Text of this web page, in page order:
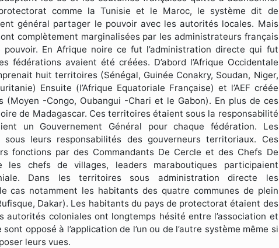
comme la Tunisie et le Maroc, le système dit de
général partager le pouvoir avec les autorités locales. Mais
complètement marginalisées par les administrateurs français
En Afrique noire ce fut l’administration directe qui fut
avaient été créées. D’abord l’Afrique Occidentale
huit territoires (Sénégal, Guinée Conakry, Soudan, Niger,
Ensuite (l’Afrique Equatoriale Française) et l’AEF créée
-Congo, Oubangui -Chari et le Gabon). En plus de ces
de Madagascar. Ces territoires étaient sous la responsabilité
un Gouvernement Général pour chaque fédération. Les
leurs responsabilités des gouverneurs territoriaux. Ces
fonctions par des Commandants De Cercle et des Chefs De
les chefs de villages, leaders maraboutiques participaient
Dans les territoires sous administration directe les
cas notamment les habitants des quatre communes de plein
Dakar). Les habitants du pays de protectorat étaient des
autorités coloniales ont longtemps hésité entre l’association et
opposé à l’application de l’un ou de l’autre système même si
leurs vues.